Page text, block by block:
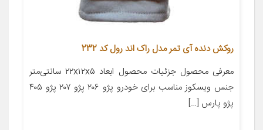
روکش دنده آی تمر مدل راک اند رول کد 232
معرفی محصول جزئیات محصول ابعاد ۲۲x۱۲x۵ سانتی‌متر
جنس ویسکوز مناسب برای خودرو پژو ۲۰۶ پژو ۲۰۷ پژو ۴۰۵
پژو پارس […]